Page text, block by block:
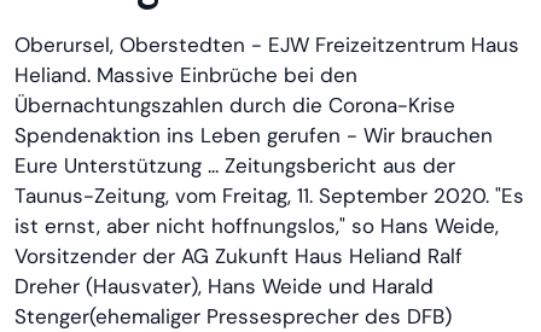
Oberursel, Oberstedten - EJW Freizeitzentrum Haus
Heliand. Massive Einbrüche bei den
Übernachtungszahlen durch die Corona-Krise
Spendenaktion ins Leben gerufen - Wir brauchen
Eure Unterstützung ... Zeitungsbericht aus der
Taunus-Zeitung, vom Freitag, 11. September 2020. "Es
ist ernst, aber nicht hoffnungslos," so Hans Weide,
Vorsitzender der AG Zukunft Haus Heliand Ralf
Dreher (Hausvater), Hans Weide und Harald
Stenger(ehemaliger Pressesprecher des DFB)